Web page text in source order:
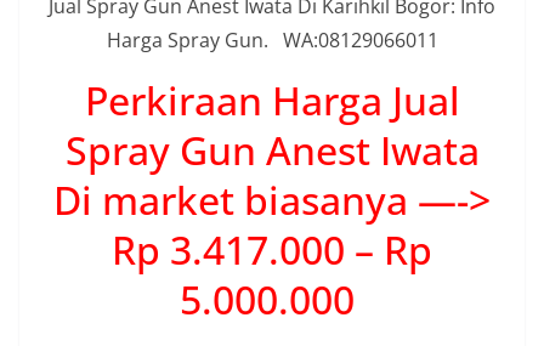
Jual Spray Gun Anest Iwata Di Karihkil Bogor: Info
Harga Spray Gun. WA:08129066011
Perkiraan Harga Jual
Spray Gun Anest Iwata
Di market biasanya —->
Rp 3.417.000 – Rp
5.000.000